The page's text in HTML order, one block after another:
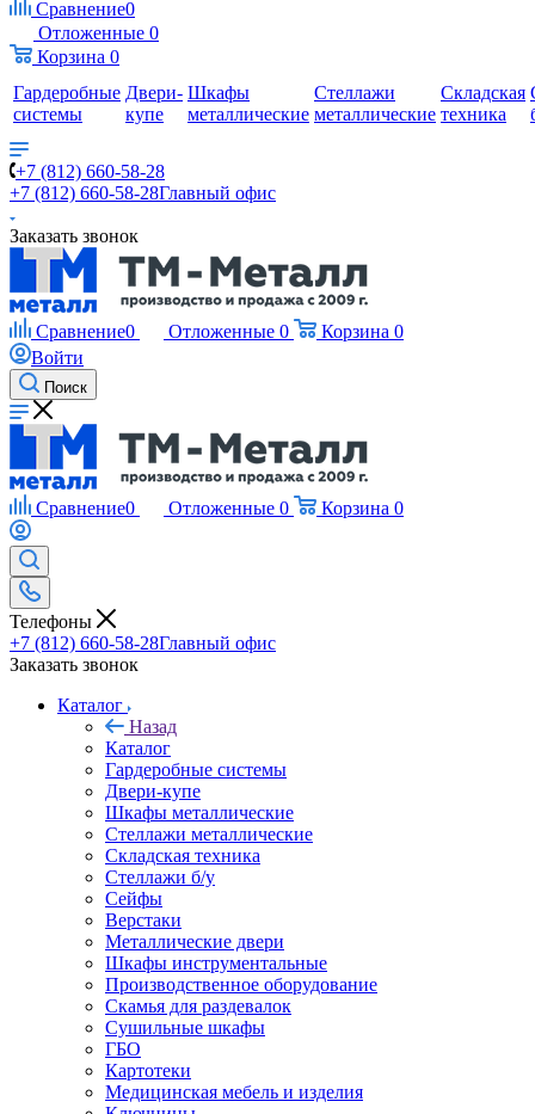
Сравнение0
Отложенные 0
Корзина 0
Гардеробные
системы
Двери-
купе
Шкафы
металлические
Стеллажи
металлические
Складская
техника
+7 (812) 660-58-28
+7 (812) 660-58-28Главный офис
Заказать звонок
Сравнение0 Отложенные 0 Корзина 0
Войти
Поиск
Сравнение0 Отложенные 0 Корзина 0
Телефоны
+7 (812) 660-58-28Главный офис
Заказать звонок
Каталог
Назад
Каталог
Гардеробные системы
Двери-купе
Шкафы металлические
Стеллажи металлические
Складская техника
Стеллажи б/у
Сейфы
Верстаки
Металлические двери
Шкафы инструментальные
Производственное оборудование
Скамья для раздевалок
Сушильные шкафы
ГБО
Картотеки
Медицинская мебель и изделия